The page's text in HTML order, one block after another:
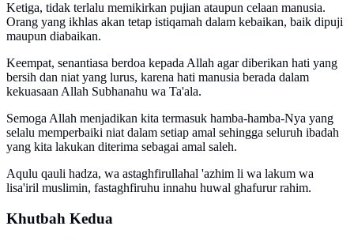
Ketiga, tidak terlalu memikirkan pujian ataupun celaan manusia.
Orang yang ikhlas akan tetap istiqamah dalam kebaikan, baik dipuji
maupun diabaikan.
Keempat, senantiasa berdoa kepada Allah agar diberikan hati yang
bersih dan niat yang lurus, karena hati manusia berada dalam
kekuasaan Allah Subhanahu wa Ta'ala.
Semoga Allah menjadikan kita termasuk hamba-hamba-Nya yang
selalu memperbaiki niat dalam setiap amal sehingga seluruh ibadah
yang kita lakukan diterima sebagai amal saleh.
Aqulu qauli hadza, wa astaghfirullahal 'azhim li wa lakum wa
lisa'iril muslimin, fastaghfiruhu innahu huwal ghafurur rahim.
Khutbah Kedua